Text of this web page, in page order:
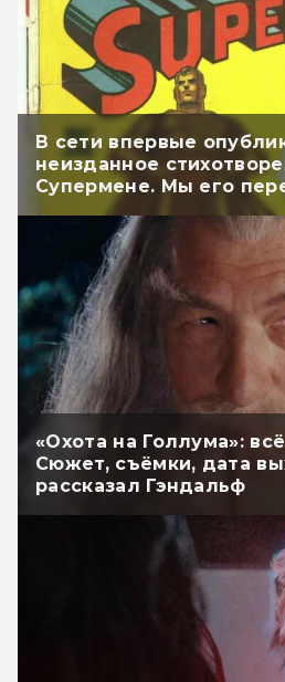
В сети впервые
неизданное
Супермене. Мы его
«Охота на Голлума»:
Сюжет, съёмки, дата
рассказал Гэндальф